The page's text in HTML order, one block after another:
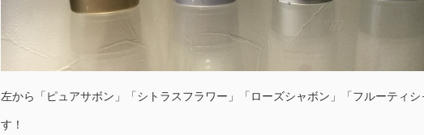
左から「ピュアサボン」「シトラスフラワー」「ローズシャボン」「フルーティシ
す！